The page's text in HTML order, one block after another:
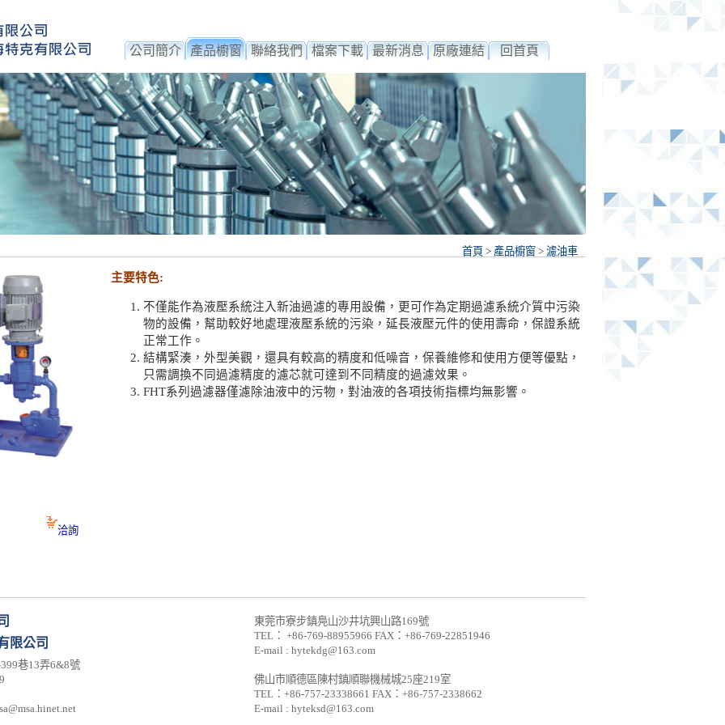
公司簡介 產品櫥窗 聯絡我們 檔案下載 最新消息 原廠連結 回首頁
首頁 > 產品櫥窗 > 濾油車
洽詢
主要特色:
不僅能作為液壓系統注入新油過濾的專用設備，更可作為定期過濾系統介質中污染
物的設備，幫助較好地處理液壓系統的污染，延長液壓元件的使用壽命，保證系統
正常工作。
結構緊湊，外型美觀，還具有較高的精度和低噪音，保養維修和使用方便等優點，
只需調換不同過濾精度的濾芯就可達到不同精度的過濾效果。
FHT系列過濾器僅濾除油液中的污物，對油液的各項技術指標均無影響。
限公司
巷13弄6&8號
東莞市寮步鎮鳧山沙井坑興山路169號
TEL： +86-769-88955966 FAX：+86-769-22851946
E-mail : hytekdg@163.com
佛山市順德區陳村鎮順聯機械城25座219室
TEL：+86-757-23338661 FAX：+86-757-2338662
E-mail : hyteksd@163.com